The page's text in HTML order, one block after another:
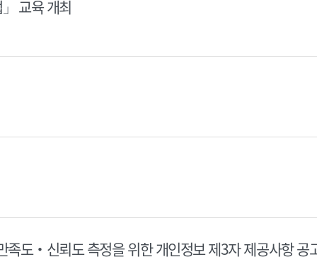
교육 개최
족도‧신뢰도 측정을 위한 개인정보 제3자 제공사항 공